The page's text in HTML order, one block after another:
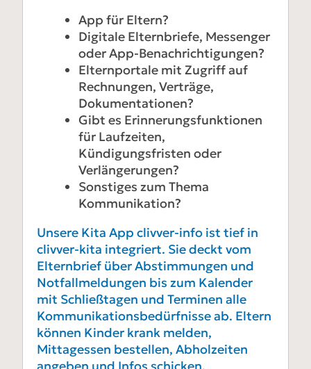
App für Eltern?
Digitale Elternbriefe, Messenger
oder App-Benachrichtigungen?
Elternportale mit Zugriff auf
Rechnungen, Verträge,
Dokumentationen?
Gibt es Erinnerungsfunktionen
für Laufzeiten,
Kündigungsfristen oder
Verlängerungen?
Sonstiges zum Thema
Kommunikation?
Unsere Kita App clivver-info ist tief in
clivver-kita integriert. Sie deckt vom
Elternbrief über Abstimmungen und
Notfallmeldungen bis zum Kalender
mit Schließtagen und Terminen alle
Kommunikationsbedürfnisse ab. Eltern
können Kinder krank melden,
Mittagessen bestellen, Abholzeiten